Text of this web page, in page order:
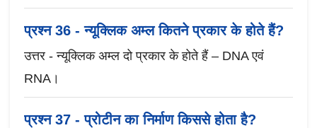
प्रश्न 36 - न्यूक्लिक अम्ल कितने प्रकार के होते हैं?
उत्तर - न्यूक्लिक अम्ल दो प्रकार के होते हैं – DNA एवं
RNA।
प्रश्न 37 - प्रोटीन का निर्माण किससे होता है?